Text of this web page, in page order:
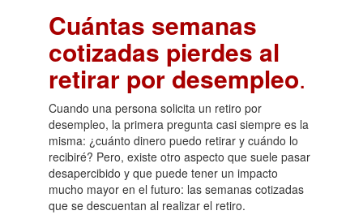
Cuántas semanas
cotizadas pierdes al
retirar por desempleo.
Cuando una persona solicita un retiro por
desempleo, la primera pregunta casi siempre es la
misma: ¿cuánto dinero puedo retirar y cuándo lo
recibiré? Pero, existe otro aspecto que suele pasar
desapercibido y que puede tener un impacto
mucho mayor en el futuro: las semanas cotizadas
que se descuentan al realizar el retiro.